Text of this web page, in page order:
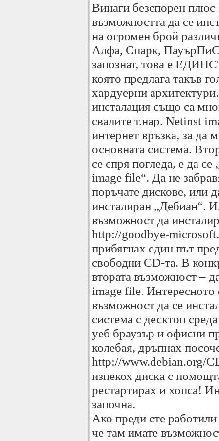
Винаги безспорен плюс
възможността да се
на огромен брой
Алфа, Спарк,
запознат, това е
която предлага такъв
хардуерни
инсталация също са
свалите т.нар. Netinst
интернет връзка, за да
основната система.
се спря погледа, е да
image file“. Да не
поръчате дискове, или
инсталиран „Дебиан“.
възможност да
http://goodbye-
прибягнах един път
свободни CD-та. В
втората възможност –
image file. Интересното
възможност да се
система с десктоп
уеб браузър и офисни
колебая, дръпнах
http://www.debian.org/
изпекох диска с
рестартирах и хопса!
започна.
Ако преди сте
че там имате